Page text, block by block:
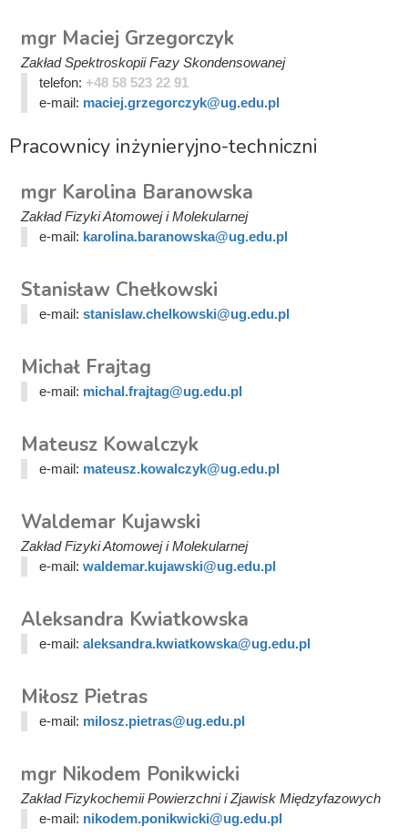
mgr Maciej Grzegorczyk
Zakład Spektroskopii Fazy Skondensowanej
telefon: +48 58 523 22 91
e-mail: maciej.grzegorczyk@ug.edu.pl
Pracownicy inżynieryjno-techniczni
mgr Karolina Baranowska
Zakład Fizyki Atomowej i Molekularnej
e-mail: karolina.baranowska@ug.edu.pl
Stanisław Chełkowski
e-mail: stanislaw.chelkowski@ug.edu.pl
Michał Frajtag
e-mail: michal.frajtag@ug.edu.pl
Mateusz Kowalczyk
e-mail: mateusz.kowalczyk@ug.edu.pl
Waldemar Kujawski
Zakład Fizyki Atomowej i Molekularnej
e-mail: waldemar.kujawski@ug.edu.pl
Aleksandra Kwiatkowska
e-mail: aleksandra.kwiatkowska@ug.edu.pl
Miłosz Pietras
e-mail: milosz.pietras@ug.edu.pl
mgr Nikodem Ponikwicki
Zakład Fizykochemii Powierzchni i Zjawisk Międzyfazowych
e-mail: nikodem.ponikwicki@ug.edu.pl